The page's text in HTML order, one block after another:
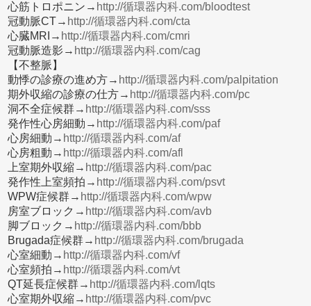
心筋トロポニン→ http://循環器内科.com/bloodtest
冠動脈CT→ http://循環器内科.com/cta
心臓MRI→ http://循環器内科.com/cmri
冠動脈造影→ http://循環器内科.com/cag
【不整脈】
動悸の診療の進め方→ http://循環器内科.com/palpitation
期外収縮の診療の仕方→ http://循環器内科.com/pc
洞不全症候群→ http://循環器内科.com/sss
発作性心房細動→ http://循環器内科.com/paf
心房細動→ http://循環器内科.com/af
心房粗動→ http://循環器内科.com/afl
上室期外収縮→ http://循環器内科.com/pac
発作性上室頻拍→ http://循環器内科.com/psvt
WPW症候群→ http://循環器内科.com/wpw
房室ブロック→ http://循環器内科.com/avb
脚ブロック→ http://循環器内科.com/bbb
Brugada症候群→ http://循環器内科.com/brugada
心室細動→ http://循環器内科.com/vf
心室頻拍→ http://循環器内科.com/vt
QT延長症候群→ http://循環器内科.com/lqts
心室期外収縮→ http://循環器内科.com/pvc